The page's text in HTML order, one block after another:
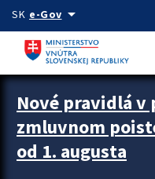
Preskocit na hlavný obsah
SK e-Govarrow_drop_down
Zastavit automatický posun
Nové pravidlá v
zmluvnom
od 1. augusta